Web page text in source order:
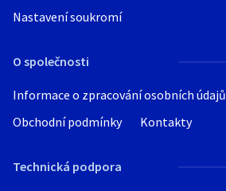
Nastavení soukromí
O společnosti
Informace o zpracování osobních údajů
Obchodní podmínky
Kontakty
Technická podpora